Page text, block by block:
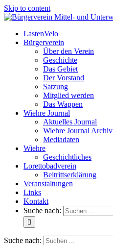
Skip to content
LastenVelo
Bürgerverein
Über den Verein
Geschichte
Das Gebiet
Der Vorstand
Satzung
Mitglied werden
Das Wappen
Wiehre Journal
Aktuelles Journal
Wiehre Journal Archiv
Mediadaten
Wiehre
Geschichtliches
Lorettobadverein
Beitrittserklärung
Veranstaltungen
Links
Kontakt
Suche nach:
Suche nach: